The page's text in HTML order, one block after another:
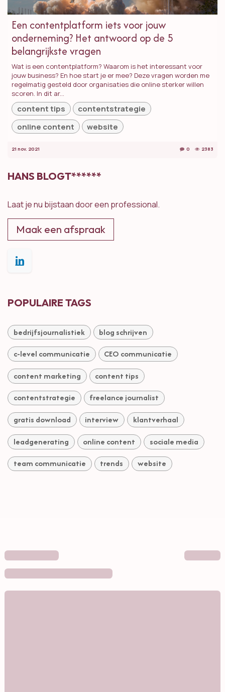
Een contentplatform iets voor jouw
onderneming? Het antwoord op de 5
belangrijkste vragen
Wat is een contentplatform? Waarom is het interessant voor
jouw business? En hoe start je er mee? Deze vragen worden me
regelmatig gesteld door organisaties die online sterker willen
scoren. In dit ar...
content tips
contentstrategie
online content
website
21 nov. 2021 0 2383
HANS BLOGT******
Laat je nu bijstaan door een professional.
Maak een afspraak
POPULAIRE TAGS
bedrijfsjournalistiek
blog schrijven
c-level communicatie
CEO communicatie
content marketing
content tips
contentstrategie
freelance journalist
gratis download
interview
klantverhaal
leadgenerating
online content
sociale media
team communicatie
trends website